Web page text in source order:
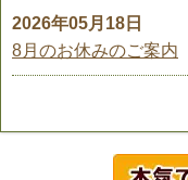
2026年05月18日
8月のお休みのご案内